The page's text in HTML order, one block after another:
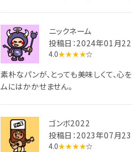
ニックネーム
投稿日：2024年01月
4.0★★★★☆
素朴なパンが、とっても美味しくて、心
ムにはかかせません。
ゴンボ2022
投稿日：2023年07月
4.0★★★★☆